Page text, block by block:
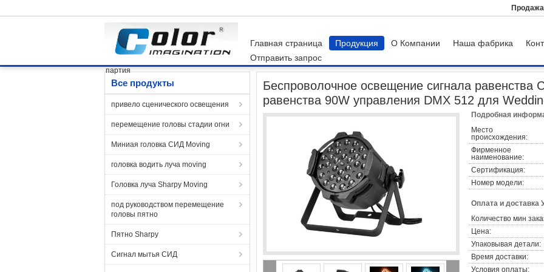
Главная страница Продукция О Компании Наша фабрика
Отправить запрос
Сигнал равенства СИД
Беспроволочное освещение сигнала равенства СИД чонсервных банк
партия
Все продукты
привело сценического освещения
перемещение головы стадии огни
Миниая головка СИД Moving
головка водить луча moving
Головка луча Sharpy Moving
под руководством перемещение
головы пятно
Пятно Sharpy
Сигнал мытья СИД
Беспроволочное освещение сигнала равенства
равенства 90W управления DMX 512 для
Подробная
Место
происхождения:
Фирменное
наименование:
Сертификация:
Номер модели:
Оплата и доставка
Количество мин
Цена:
Упаковывая детали:
Время доставки:
Условия оплаты: